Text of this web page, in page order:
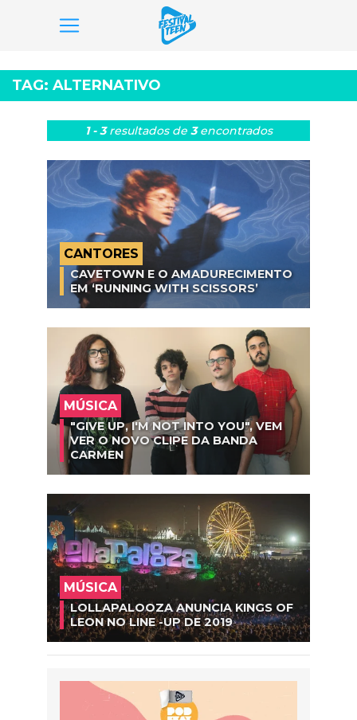
para
o
conteúdo
TAG: ALTERNATIVO
1 - 3resultados de 3encontrados
CANTORES
CAVETOWN E O AMADURECIMENTO
EM ‘RUNNING WITH SCISSORS’
MÚSICA
"GIVE UP, I'M NOT INTO YOU", VEM
VER O NOVO CLIPE DA BANDA
CARMEN
MÚSICA
LOLLAPALOOZA ANUNCIA KINGS OF
LEON NO LINE -UP DE 2019